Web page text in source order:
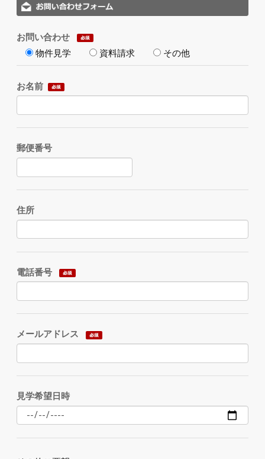
お問い合わせ
物件見学
資料請求 その他
お名前
郵便番号
住所
電話番号
メールアドレス
見学希望日時